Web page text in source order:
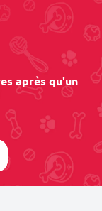
après qu'un